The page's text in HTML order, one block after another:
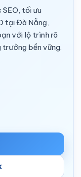
tối ưu
tại Đà Nẵng,
với lộ trình rõ
trưởng bền vững.